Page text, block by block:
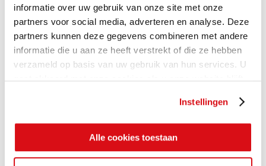
informatie over uw gebruik van onze site met onze
partners voor social media, adverteren en analyse. Deze
partners kunnen deze gegevens combineren met andere
informatie die u aan ze heeft verstrekt of die ze hebben
verzameld op basis van uw gebruik van hun services. U
gaat akkoord met onze cookies als u onze website blijft
Instellingen
Alle cookies toestaan